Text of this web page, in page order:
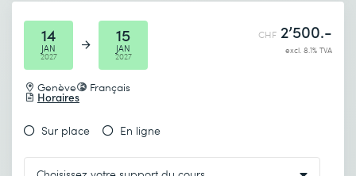
14
JAN
2027
15
JAN
2027
Genève Français
Horaires
CHF 2’500.-
excl. 8.1% TVA
Sur place En ligne